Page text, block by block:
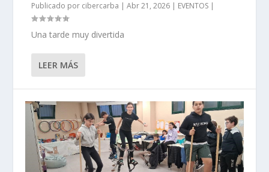
Publicado por cibercarba |Abr 21, 2026 | EVENTOS |
Una tarde muy divertida
LEER MÁS